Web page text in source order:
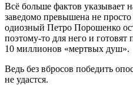
Всё больше фактов указывает
заведомо превышена не
одиозный Петро Порошенко
поэтому-то для него и
10 миллионов «мертвых душ».
Ведь без вбросов победить
не удастся.